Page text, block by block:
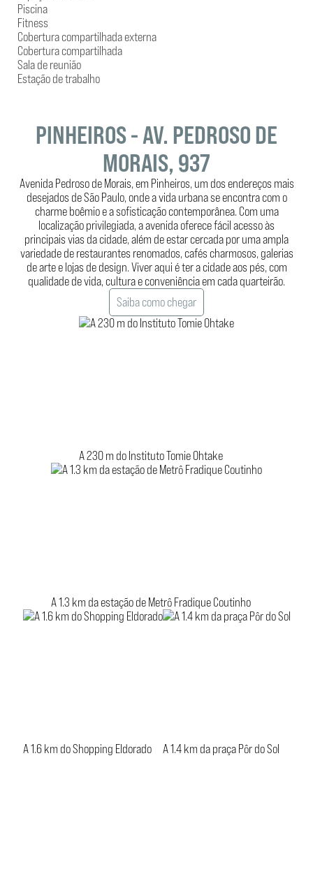
Piscina
Fitness
Cobertura compartilhada externa
Cobertura compartilhada
Sala de reunião
Estação de trabalho
PINHEIROS - AV. PEDROSO DE
MORAIS, 937
Avenida Pedroso de Morais, em Pinheiros, um dos endereços mais
desejados de São Paulo, onde a vida urbana se encontra com o
charme boêmio e a sofisticação contemporânea. Com uma
localização privilegiada, a avenida oferece fácil acesso às
principais vias da cidade, além de estar cercada por uma ampla
variedade de restaurantes renomados, cafés charmosos, galerias
de arte e lojas de design. Viver aqui é ter a cidade aos pés, com
qualidade de vida, cultura e conveniência em cada quarteirão.
Saiba como chegar
A 230 m do Instituto Tomie Ohtake
A 1.3 km da estação de Metrô Fradique Coutinho
A 1.4 km da praça Pôr do Sol
A 1.6 km do Shopping Eldorado